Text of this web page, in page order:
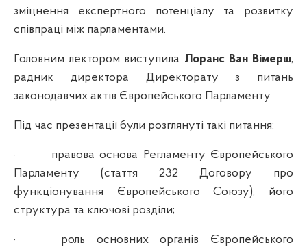
зміцнення експертного потенціалу та розвитку
співпраці між парламентами.
Головним лектором виступила Лоранс Ван Вімерш,
радник директора Директорату з питань
законодавчих актів Європейського Парламенту.
Під час презентації були розглянуті такі питання:
· правова основа Регламенту Європейського
Парламенту (стаття 232 Договору про
функціонування Європейського Союзу), його
структура та ключові розділи;
·
роль основних органів Європейського